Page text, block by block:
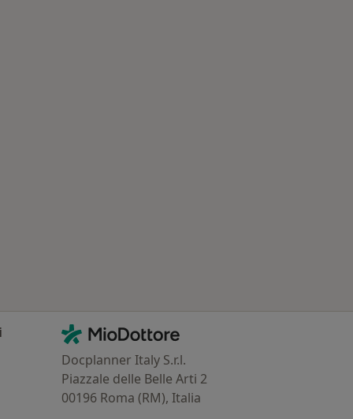
Contatti
MioDottore - Homepage
Docplanner Italy S.r.l.
Piazzale delle Belle Arti 2
00196 Roma (RM), Italia